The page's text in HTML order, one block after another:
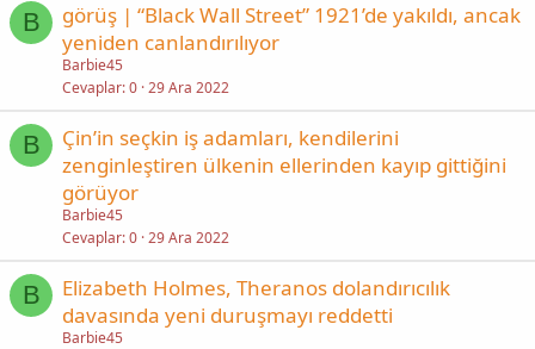
B
görüş | “Black Wall Street” 1921’de yakıldı, ancak
yeniden canlandırılıyor
Barbie45
Cevaplar 0 29 Ara 2022
B
Çin’in seçkin iş adamları, kendilerini
zenginleştiren ülkenin ellerinden kayıp gittiğini
görüyor
Barbie45
Cevaplar 0 29 Ara 2022
B
Elizabeth Holmes, Theranos dolandırıcılık
davasında yeni duruşmayı reddetti
Barbie45